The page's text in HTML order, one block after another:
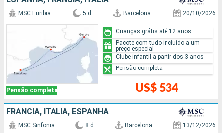
Pensão completa
MSC Euribia 5 d Barcelona 20/10/2026
US$ 534
Crianças grátis até 12 anos
Pacote com tudo incluído a um
preço especial
Clube infantil a partir dos 3 anos
Pensão completa
FRANCIA, ITÁLIA, ESPANHA
MSC Sinfonia 8 d Barcelona 13/12/2026